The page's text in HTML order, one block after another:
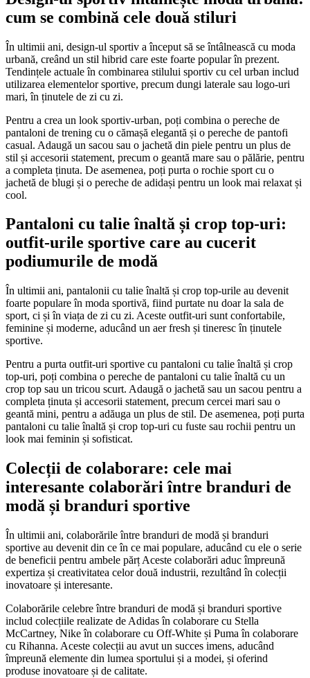
cum se combină cele două stiluri
În ultimii ani, design-ul sportiv a început să se întâlnească cu moda
urbană, creând un stil hibrid care este foarte popular în prezent.
Tendințele actuale în combinarea stilului sportiv cu cel urban includ
utilizarea elementelor sportive, precum dungi laterale sau logo-uri
mari, în ținutele de zi cu zi.
Pentru a crea un look sportiv-urban, poți combina o pereche de
pantaloni de trening cu o cămașă elegantă și o pereche de pantofi
casual. Adaugă un sacou sau o jachetă din piele pentru un plus de
stil și accesorii statement, precum o geantă mare sau o pălărie, pentru
a completa ținuta. De asemenea, poți purta o rochie sport cu o
jachetă de blugi și o pereche de adidași pentru un look mai relaxat și
cool.
Pantaloni cu talie înaltă și crop top-uri:
outfit-urile sportive care au cucerit
podiumurile de modă
În ultimii ani, pantalonii cu talie înaltă și crop top-urile au devenit
foarte populare în moda sportivă, fiind purtate nu doar la sala de
sport, ci și în viața de zi cu zi. Aceste outfit-uri sunt confortabile,
feminine și moderne, aducând un aer fresh și tineresc în ținutele
sportive.
Pentru a purta outfit-uri sportive cu pantaloni cu talie înaltă și crop
top-uri, poți combina o pereche de pantaloni cu talie înaltă cu un
crop top sau un tricou scurt. Adaugă o jachetă sau un sacou pentru a
completa ținuta și accesorii statement, precum cercei mari sau o
geantă mini, pentru a adăuga un plus de stil. De asemenea, poți purta
pantaloni cu talie înaltă și crop top-uri cu fuste sau rochii pentru un
look mai feminin și sofisticat.
Colecții de colaborare: cele mai
interesante colaborări între branduri de
modă și branduri sportive
În ultimii ani, colaborările între branduri de modă și branduri
sportive au devenit din ce în ce mai populare, aducând cu ele o serie
de beneficii pentru ambele părț Aceste colaborări aduc împreună
expertiza și creativitatea celor două industrii, rezultând în colecții
inovatoare și interesante.
Colaborările celebre între branduri de modă și branduri sportive
includ colecțiile realizate de Adidas în colaborare cu Stella
McCartney, Nike în colaborare cu Off-White și Puma în colaborare
cu Rihanna. Aceste colecții au avut un succes imens, aducând
împreună elemente din lumea sportului și a modei, și oferind
produse inovatoare și de calitate.